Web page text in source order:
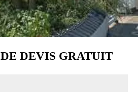
DEVIS GRATUIT